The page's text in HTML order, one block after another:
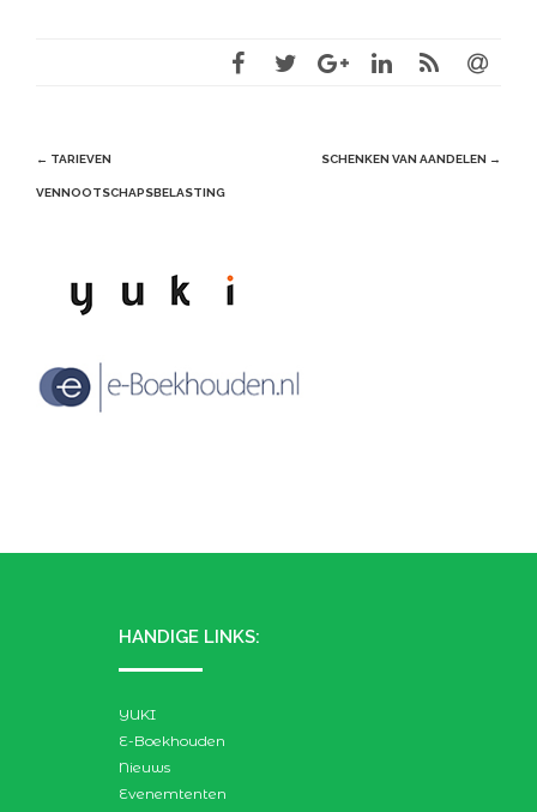
Post
navigation
← TARIEVEN
VENNOOTSCHAPSBELASTING
SCHENKEN VAN AANDELEN →
HANDIGE LINKS:
YUKI
E-Boekhouden
Nieuws
Evenemtenten